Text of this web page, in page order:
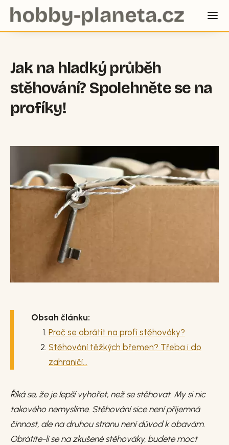
Jak na hladký průběh
stěhování? Spolehněte se na
profíky!
Obsah článku:
Proč se obrátit na profi stěhováky?
Stěhování těžkých břemen? Třeba i do
zahraničí...
Říká se, že je lepší vyhořet, než se stěhovat. My si nic
takového nemyslíme. Stěhování sice není příjemná
činnost, ale na druhou stranu není důvod k obavám.
Obrátíte-li se na zkušené stěhováky, budete moct